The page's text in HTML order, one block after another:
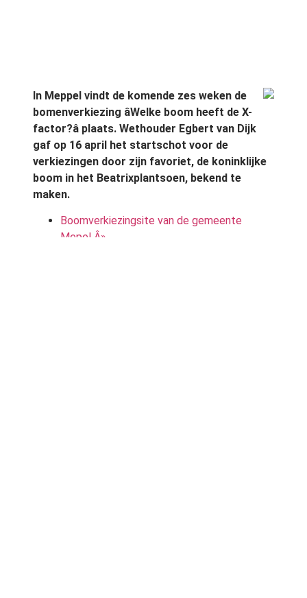
In Meppel vindt de komende zes weken de
bomenverkiezing âWelke boom heeft de X-
factor?â plaats. Wethouder Egbert van Dijk
gaf op 16 april het startschot voor de
verkiezingen door zijn favoriet, de koninklijke
boom in het Beatrixplantsoen, bekend te
maken.
Boomverkiezingsite van de gemeente
Mepel Â»